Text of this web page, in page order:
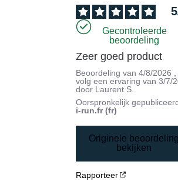
5
Gecontroleerde
beoordeling
Zeer goed product
Beoordeling van4/8/2026
volg een ervaring van3/7/
door Laurent S.
Oorspronkelijk
i-run.fr (fr)
Originele
bekijken
Rapporteer